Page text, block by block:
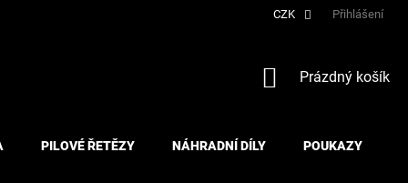
CZK Přihlášení
NÁKUPNÍ
Prázdný košík
PILOVÉ ŘETĚZY NÁHRADNÍ DÍLY POUKAZY